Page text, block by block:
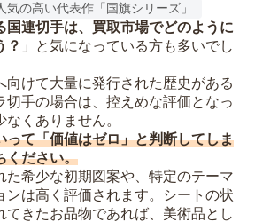
気の高い代表作「国旗シリーズ」
国連切手は、買取市場でどのように
？ 」と気になっている方も多いでし
向けて大量に発行された歴史がある
切手の場合は、控えめな評価となっ
くありません。
って「価値はゼロ」と判断してしま
ください。
た希少な初期図案や、特定のテーマ
ンは高く評価されます。シートの状
てきたお品物であれば、美術品とし